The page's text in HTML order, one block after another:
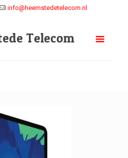
info@heemstedetelecom.nl
Telecom